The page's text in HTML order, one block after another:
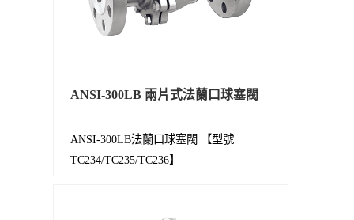
ANSI-300LB 兩片式法蘭口球塞閥
ANSI-300LB法蘭口球塞閥 【型號
TC234/TC235/TC236】